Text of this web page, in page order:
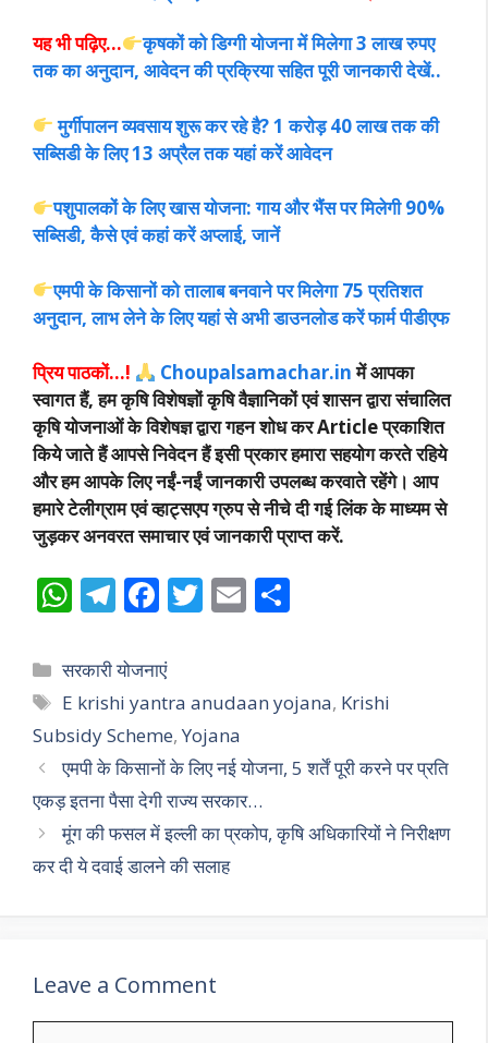
यह भी पढ़िए…
कृषकों को डिग्गी योजना में मिलेगा 3 लाख रुपए
तक का अनुदान, आवेदन की प्रक्रिया सहित पूरी जानकारी देखें..
मुर्गीपालन व्यवसाय शुरू कर रहे है? 1 करोड़ 40 लाख तक की
सब्सिडी के लिए 13 अप्रैल तक यहां करें आवेदन
पशुपालकों के लिए खास योजना: गाय और भैंस पर मिलेगी 90%
सब्सिडी, कैसे एवं कहां करें अप्लाई, जानें
एमपी के किसानों को तालाब बनवाने पर मिलेगा 75 प्रतिशत
अनुदान, लाभ लेने के लिए यहां से अभी डाउनलोड करें फार्म पीडीएफ
प्रिय पाठकों…! Choupalsamachar.inमें आपका
स्वागत हैं, हम कृषि विशेषज्ञों कृषि वैज्ञानिकों एवं शासन द्वारा संचालित
कृषि योजनाओं के विशेषज्ञ द्वारा गहन शोध कर Article प्रकाशित
किये जाते हैं आपसे निवेदन हैं इसी प्रकार हमारा सहयोग करते रहिये
और हम आपके लिए नईं-नईं जानकारी उपलब्ध करवाते रहेंगे। आप
हमारे टेलीग्राम एवं व्हाट्सएप ग्रुप से नीचे दी गई लिंक के माध्यम से
जुड़कर अनवरत समाचार एवं जानकारी प्राप्त करें.
W
at
s
A
p
p
T
e
gr
a
m
F
e
b
o
o
k
T
er
E
l e
Categories
सरकारी योजनाएं
Tags
E krishi yantra anudaan yojana, Krishi
Subsidy Scheme, Yojana
एमपी के किसानों के लिए नई योजना, 5 शर्तें पूरी करने पर प्रति
एकड़ इतना पैसा देगी राज्य सरकार…
मूंग की फसल में इल्ली का प्रकोप, कृषि अधिकारियों ने निरीक्षण
कर दी ये दवाई डालने की सलाह
Leave a Comment